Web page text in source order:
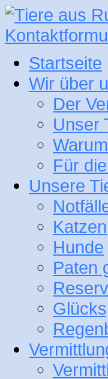
Startseite
Wir über
Der
Unser
Für
Unsere
Katzen
Hunde
Paten